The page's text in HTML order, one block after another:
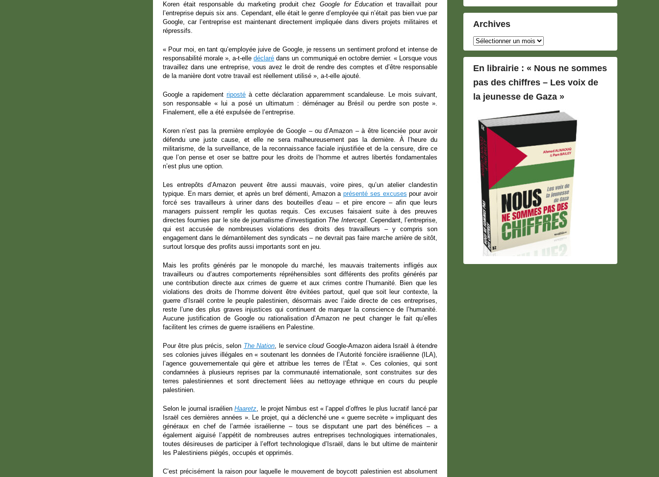
Koren était responsable du marketing produit chezGoogle for Education et travaillait pour
l’entreprise depuis six ans. Cependant, elle était le genre d’employée qui n’était pas bien vue par
Google, car l’entreprise est maintenant directement impliquée dans divers projets militaires et
répressifs.
« Pour moi, en tant qu’employée juive de Google, je ressens un sentiment profond et intense de
responsabilité morale », a-t-elledéclaré dans un communiqué en octobre dernier. « Lorsque vous
travaillez dans une entreprise, vous avez le droit de rendre des comptes et d’être responsable
de la manière dont votre travail est réellement utilisé », a-t-elle ajouté.
Google a rapidement riposté à cette déclaration apparemment scandaleuse. Le mois suivant,
son responsable « lui a posé un ultimatum : déménager au Brésil ou perdre son poste ».
Finalement, elle a été expulsée de l’entreprise.
Koren n’est pas la première employée de Google – ou d’Amazon – à être licenciée pour avoir
défendu une juste cause, et elle ne sera malheureusement pas la dernière. À l’heure du
militarisme, de la surveillance, de la reconnaissance faciale injustifiée et de la censure, dire ce
que l’on pense et oser se battre pour les droits de l’homme et autres libertés fondamentales
n’est plus une option.
Les entrepôts d’Amazon peuvent être aussi mauvais, voire pires, qu’un atelier clandestin
typique. En mars dernier, et après un bref démenti, Amazon aprésenté ses excuses pour avoir
forcé ses travailleurs à uriner dans des bouteilles d’eau – et pire encore – afin que leurs
managers puissent remplir les quotas requis. Ces excuses faisaient suite à des preuves
directes fournies par le site de journalisme d’investigation The Intercept. Cependant, l’entreprise,
qui est accusée de nombreuses violations des droits des travailleurs – y compris son
engagement dans le démantèlement des syndicats – ne devrait pas faire marche arrière de sitôt,
surtout lorsque des profits aussi importants sont en jeu.
Mais les profits générés par le monopole du marché, les mauvais traitements infligés aux
travailleurs ou d’autres comportements répréhensibles sont différents des profits générés par
une contribution directe aux crimes de guerre et aux crimes contre l’humanité. Bien que les
violations des droits de l’homme doivent être évitées partout, quel que soit leur contexte, la
guerre d’Israël contre le peuple palestinien, désormais avec l’aide directe de ces entreprises,
reste l’une des plus graves injustices qui continuent de marquer la conscience de l’humanité.
Aucune justification de Google ou rationalisation d’Amazon ne peut changer le fait qu’elles
facilitent les crimes de guerre israéliens en Palestine.
Pour être plus précis, selon The Nation, le service cloudGoogle-Amazon aidera Israël à étendre
ses colonies juives illégales en « soutenant les données de l’Autorité foncière israélienne (ILA),
l’agence gouvernementale qui gère et attribue les terres de l’État ». Ces colonies, qui sont
condamnées à plusieurs reprises par la communauté internationale, sont construites sur des
terres palestiniennes et sont directement liées au nettoyage ethnique en cours du peuple
palestinien.
Selon le journal israélienHaaretz, le projet Nimbus est « l’appel d’offres le plus lucratif lancé par
Israël ces dernières années ». Le projet, qui a déclenché une « guerre secrète » impliquant des
généraux en chef de l’armée israélienne – tous se disputant une part des bénéfices – a
également aiguisé l’appétit de nombreuses autres entreprises technologiques internationales,
toutes désireuses de participer à l’effort technologique d’Israël, dans le but ultime de maintenir
les Palestiniens piégés, occupés et opprimés.
C’est précisément la raison pour laquelle le mouvement de boycott palestinien est absolument
Archives
Archives
En librairie : « Nous ne sommes
pas des chiffres – Les voix de
la jeunesse de Gaza »